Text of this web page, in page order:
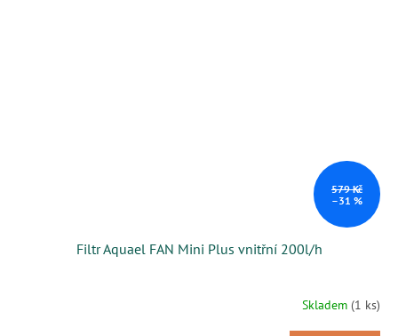
579 Kč
–31 %
Filtr Aquael FAN Mini Plus vnitřní 200l/h
Skladem (1 ks)